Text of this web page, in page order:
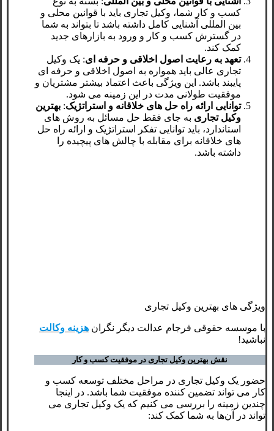
کسب ‌و کار شما، وکیل تجاری باید با قوانین محلی و
بین ‌المللی آشنایی کامل داشته باشد تا بتواند به شما
در گسترش کسب ‌و کار و ورود به بازارهای جدید
کمک کند.
تعهد به رعایت اصول اخلاقی و حرفه ‌ای: یک وکیل
تجاری عالی باید همواره به اصول اخلاقی و حرفه ‌ای
پایبند باشد. این ویژگی باعث اعتماد بیشتر مشتریان و
موفقیت طولانی ‌مدت در این زمینه می ‌شود.
توانایی ارائه راه ‌حل‌ های خلاقانه و استراتژیک: بهترین
وکیل تجاری به جای فقط حل مسائل به روش‌ های
استاندارد، باید توانایی تفکر استراتژیک و ارائه راه‌ حل
‌های خلاقانه برای مقابله با چالش ‌های پیچیده را
داشته باشد.
ویژگی‌ های بهترین وکیل تجاری
با موسسه حقوقی فرجام عدالت دیگر نگران هزینه وکالت
نباشید!
نقش بهترین وکیل تجاری در موفقیت کسب‌ و کار
حضور یک وکیل تجاری در مراحل مختلف توسعه کسب ‌و
کار می‌ تواند تضمین ‌کننده موفقیت شما باشد. در اینجا
چندین زمینه را بررسی می‌ کنیم که یک وکیل تجاری می
‌تواند در آن‌ها به شما کمک کند: